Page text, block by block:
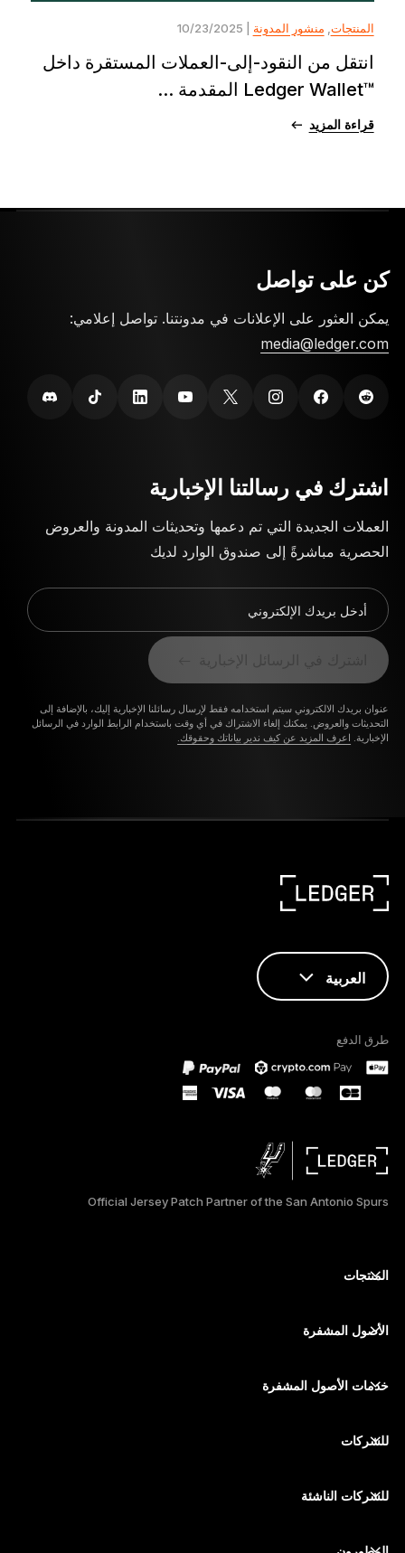
المنتجات, منشور المدونة
انتقل من النقود-إلى-العملات المستقرة داخل
™Ledger Wallet المقدمة ...
قراءة المزيد
كن على تواصل
يمكن العثور على الإعلانات في مدونتنا. تواصل إعلامي:
media@ledger.com
اشترك في رسالتنا الإخبارية
العملات الجديدة التي تم دعمها وتحديثات المدونة والعروض
الحصرية مباشرةً إلى صندوق الوارد لديك
أدخل بريدك الإلكتروني
اشترك في الرسائل الإخبارية
عنوان بريدك الالكتروني سيتم استخدامه فقط لإرسال رسائلنا الإخبارية إليك، بالإضافة إلى
التحديثات والعروض. يمكنك إلغاء الاشتراك في أي وقت باستخدام الرابط الوارد في الرسائل
الإخبارية. اعرف المزيد عن كيف ندير بياناتك وحقوقك.
العربية
FRANÇAIS
TÜRKÇE
DEUTSCH
PORTUGUÊS
РУССКИЙ
한국어
ภาษาไทย
طرق الدفع
Official Jersey Patch Partner of the San Antonio Spurs
المنتجات
محفظة أجهزة
Ledger Stax
Ledger Nano Classics
الحِزم
الأصول المشفرة
محفظة إيثريوم
محفظة Cardano
محفظة مونيرو
رؤية جميع الأصول
خدمات الأصول المشفرة
شراء الأصول المشفرة
مبادلة الأصول المشفرة
للشركات
للشركات الناشئة